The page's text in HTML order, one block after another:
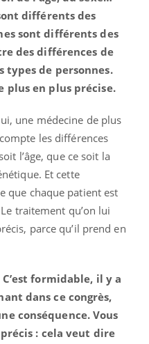
différents des
sont différents des
des différences de
de personnes.
plus en plus précise.
une médecine de plus
les différences
l’âge, que ce soit la
Et cette
que chaque patient est
traitement qu’on lui
parce qu’il prend en
formidable, il y a
dans ce congrès,
conséquence. Vous
: cela veut dire